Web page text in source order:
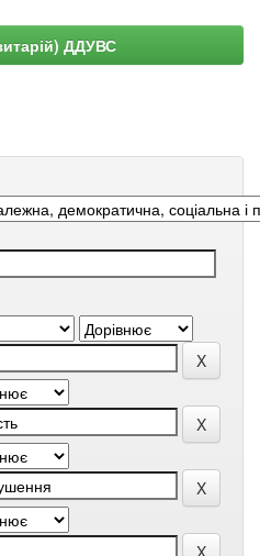
ДДУВС